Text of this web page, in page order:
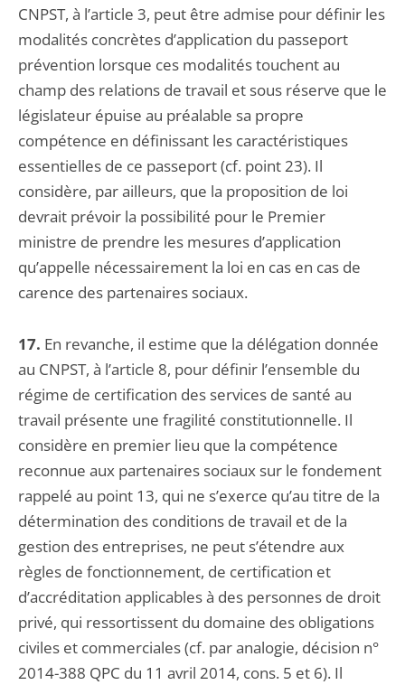
CNPST, à l’article 3, peut être admise pour définir les
modalités concrètes d’application du passeport
prévention lorsque ces modalités touchent au
champ des relations de travail et sous réserve que le
législateur épuise au préalable sa propre
compétence en définissant les caractéristiques
essentielles de ce passeport (cf. point 23). Il
considère, par ailleurs, que la proposition de loi
devrait prévoir la possibilité pour le Premier
ministre de prendre les mesures d’application
qu’appelle nécessairement la loi en cas en cas de
carence des partenaires sociaux.
17. En revanche, il estime que la délégation donnée
au CNPST, à l’article 8, pour définir l’ensemble du
régime de certification des services de santé au
travail présente une fragilité constitutionnelle. Il
considère en premier lieu que la compétence
reconnue aux partenaires sociaux sur le fondement
rappelé au point 13, qui ne s’exerce qu’au titre de la
détermination des conditions de travail et de la
gestion des entreprises, ne peut s’étendre aux
règles de fonctionnement, de certification et
d’accréditation applicables à des personnes de droit
privé, qui ressortissent du domaine des obligations
civiles et commerciales (cf. par analogie, décision n°
2014-388 QPC du 11 avril 2014, cons. 5 et 6). Il